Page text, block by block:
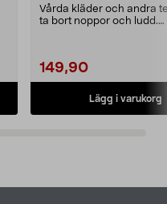
Vårda kläder och andra
ta bort noppor och ludd.
149,90
Lägg i varukorg